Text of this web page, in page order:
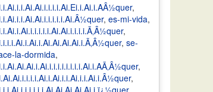
,
, es-mi-vida,
,
, se-
la-dormida,
,
,
,